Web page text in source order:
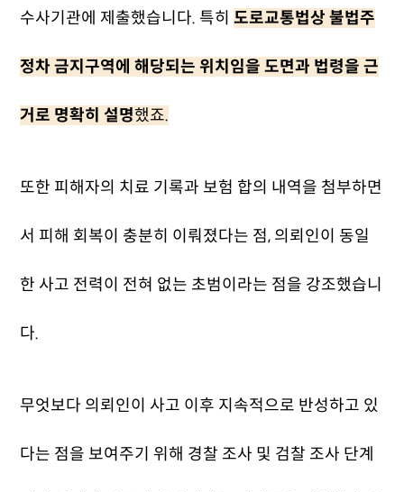
수사기관에 제출했습니다. 특히도로교통법상 불법주
정차 금지구역에 해당되는 위치임을 도면과 법령을 근
거로 명확히 설명했죠.
또한 피해자의 치료 기록과 보험 합의 내역을 첨부하면
서 피해 회복이 충분히 이뤄졌다는 점, 의뢰인이 동일
한 사고 전력이 전혀 없는 초범이라는 점을 강조했습니
다.
무엇보다 의뢰인이 사고 이후 지속적으로 반성하고 있
다는 점을 보여주기 위해 경찰 조사 및 검찰 조사 단계